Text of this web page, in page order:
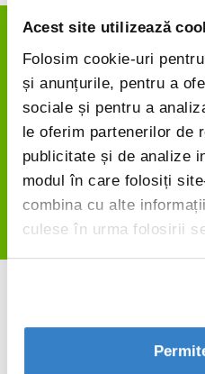
Acest site utilizează
Folosim cookie-uri
și anunțurile, pentru a
sociale și pentru a
le oferim partenerilor de
publicitate și de analize
modul în care folosiți
combina cu alte
culese în urma folosirii
Get
For more detailed
Product Carbon
can support your
contact your local